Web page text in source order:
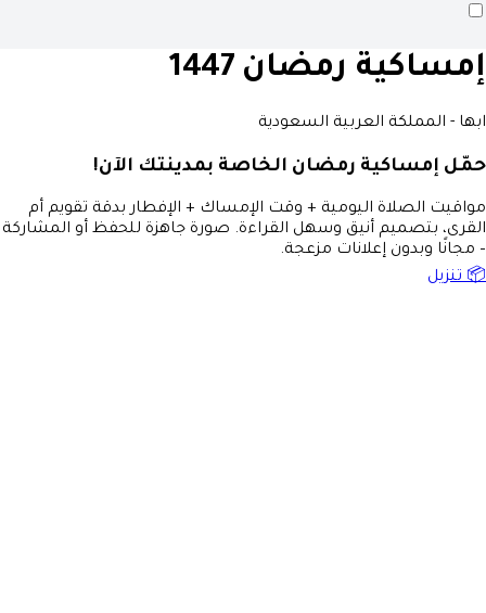
إمساكية رمضان 1447
ابها - المملكة العربية السعودية
حمّل إمساكية رمضان الخاصة بمدينتك الآن!
مواقيت الصلاة اليومية + وقت الإمساك + الإفطار بدقة تقويم أم
القرى، بتصميم أنيق وسهل القراءة. صورة جاهزة للحفظ أو المشاركة
– مجانًا وبدون إعلانات مزعجة.
📦 تنزيل